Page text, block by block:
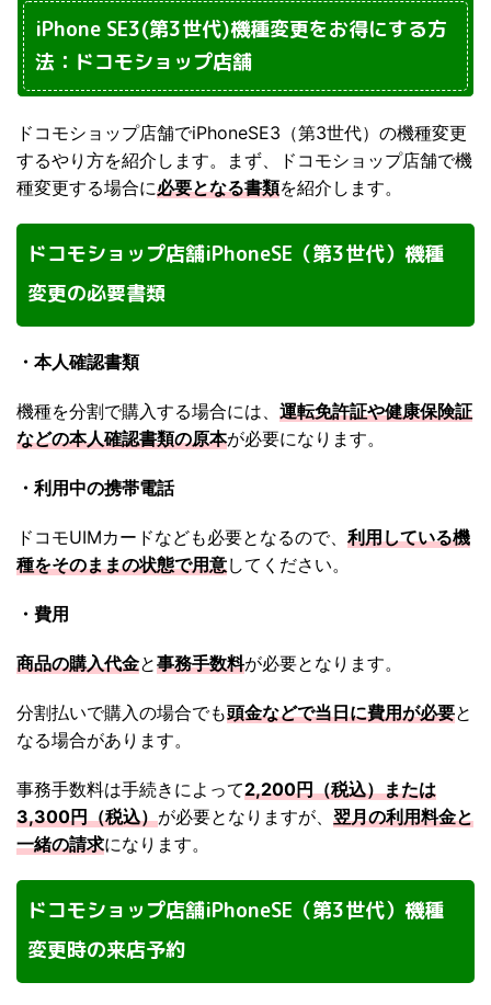
iPhone SE3(第3世代)機種変更をお得にする方
法：ドコモショップ店舗
ドコモショップ店舗でiPhoneSE3（第3世代）の機種変更
するやり方を紹介します。まず、ドコモショップ店舗で機
種変更する場合に必要となる書類を紹介します。
ドコモショップ店舗iPhoneSE（第3世代）機種
変更の必要書類
・本人確認書類
機種を分割で購入する場合には、 運転免許証や健康保険証
などの本人確認書類の原本が必要になります。
・利用中の携帯電話
ドコモUIMカードなども必要となるので、 利用している機
種をそのままの状態で用意してください。
・費用
商品の購入代金と事務手数料が必要となります。
分割払いで購入の場合でも頭金などで当日に費用が必要と
なる場合があります。
事務手数料は手続きによって2,200円（税込）または
3,300円（税込）が必要となりますが、 翌月の利用料金と
一緒の請求になります。
ドコモショップ店舗iPhoneSE（第3世代）機種
変更時の来店予約